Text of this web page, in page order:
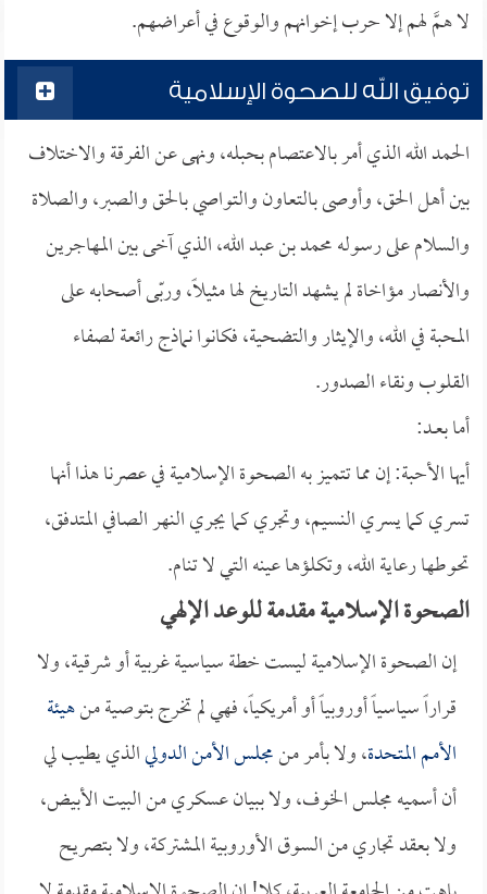
لا همَّ لهم إلا حرب إخوانهم والوقوع في أعراضهم.
توفيق الله للصحوة الإسلامية
الحمد الله الذي أمر بالاعتصام بحبله، ونهى عن الفرقة والاختلاف
بين أهل الحق، وأوصى بالتعاون والتواصي بالحق والصبر، والصلاة
والسلام على رسوله محمد بن عبد الله، الذي آخى بين المهاجرين
والأنصار مؤاخاة لم يشهد التاريخ لها مثيلاً، وربّى أصحابه على
المحبة في الله، والإيثار والتضحية، فكانوا نماذج رائعة لصفاء
القلوب ونقاء الصدور.
أما بعــد:
أيها الأحبة: إن مما تتميز به الصحوة الإسلامية في عصرنا هذا أنها
تسري كما يسري النسيم، وتجري كما يجري النهر الصافي المتدفق،
تحوطها رعاية الله، وتكلؤها عينه التي لا تنام.
الصحوة الإسلامية مقدمة للوعد الإلهي
إن الصحوة الإسلامية ليست خطة سياسية غربية أو شرقية، ولا
قراراً سياسياً أوروبياً أو أمريكياً، فهي لم تخرج بتوصية منهيئة
الأمم المتحدة، ولا بأمر منمجلس الأمن الدوليالذي يطيب لي
أن أسميه مجلس الخوف، ولا ببيان عسكري من البيت الأبيض،
ولا بعقد تجاري من السوق الأوروبية المشتركة، ولا بتصريح